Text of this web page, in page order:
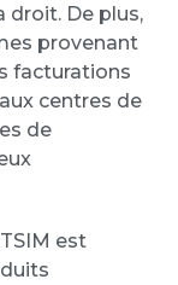
droit. De plus,
provenant
facturations
centres de
de
est